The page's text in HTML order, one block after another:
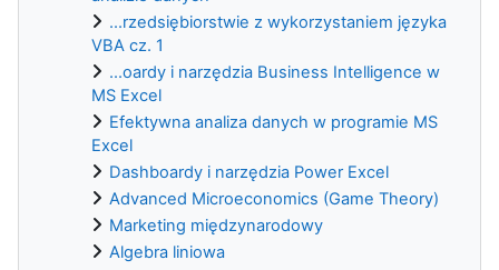
...rzedsiębiorstwie z wykorzystaniem języka
VBA cz. 1
...oardy i narzędzia Business Intelligence w
MS Excel
Efektywna analiza danych w programie MS
Excel
Dashboardy i narzędzia Power Excel
Advanced Microeconomics (Game Theory)
Marketing międzynarodowy
Algebra liniowa